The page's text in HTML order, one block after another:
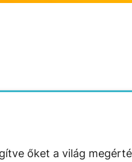
őket a világ